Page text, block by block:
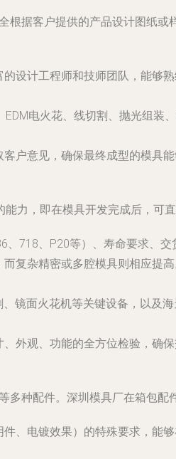
据客户提供的产品设计图纸
设计工程师和技师团队，能够
EDM电火花、线切割、抛光组
户意见，确保最终成型的模具
力，即在模具开发完成后，可
、718、P20等）、寿命要求、
复杂精密或多腔模具则相应提
镜面火花机等关键设备，以及
外观、功能的全方位检验，确
种配件。深圳模具厂在箱包配
、电镀效果）的特殊要求，能